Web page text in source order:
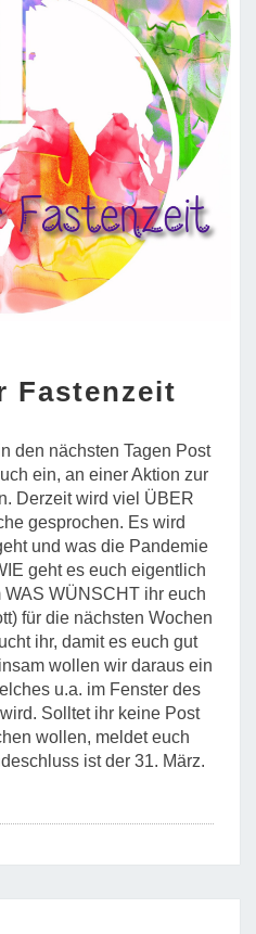
ZUR
Fastenzeit
den nächsten Tagen Post
ein, an einer Aktion zur
Derzeit wird viel ÜBER
gesprochen. Es wird
und was die Pandemie
geht es euch eigentlich
WÜNSCHT ihr euch
für die nächsten Wochen
ihr, damit es euch gut
wollen wir daraus ein
u.a. im Fenster des
Solltet ihr keine Post
wollen, meldet euch
ist der 31. März.